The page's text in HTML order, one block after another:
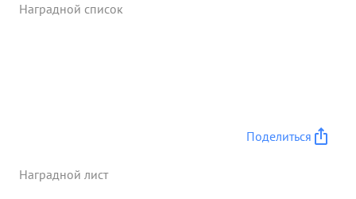
Наградной список
Поделиться
Наградной лист